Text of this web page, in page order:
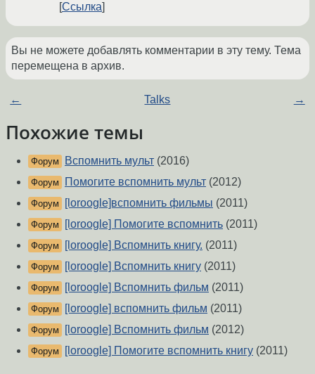
Ссылка
Вы не можете добавлять комментарии в эту тему. Тема
перемещена в архив.
← Talks →
Похожие темы
Форум Вспомнить мульт (2016)
Форум Помогите вспомнить мульт (2012)
Форум [loroogle]вспомнить фильмы (2011)
Форум [loroogle] Помогите вспомнить (2011)
Форум [loroogle] Вспомнить книгу. (2011)
Форум [loroogle] Вспомнить книгу (2011)
Форум [loroogle] Вспомнить фильм (2011)
Форум [loroogle] вспомнить фильм (2011)
Форум [loroogle] Вспомнить фильм (2012)
Форум [loroogle] Помогите вспомнить книгу (2011)